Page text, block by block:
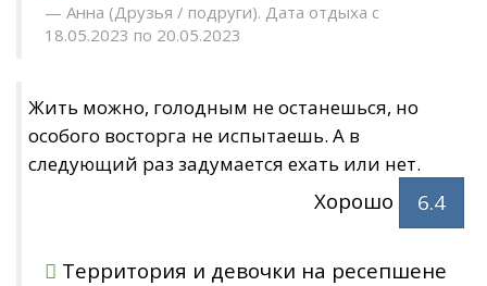
Анна (Друзья / подруги). Дата отдыха с
18.05.2023 по 20.05.2023
Жить можно, голодным не останешься, но
особого восторга не испытаешь. А в
следующий раз задумается ехать или нет.
Хорошо 6.4
Территория и девочки на ресепшене